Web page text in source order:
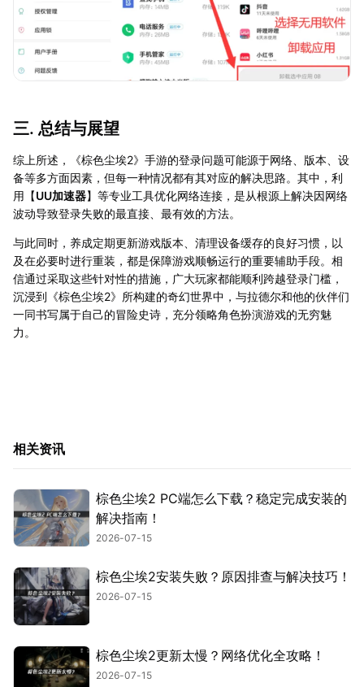
三. 总结与展望
综上所述，《棕色尘埃2》手游的登录问题可能源于网络、版本、设
备等多方面因素，但每一种情况都有其对应的解决思路。其中，利
用【UU加速器】等专业工具优化网络连接，是从根源上解决因网络
波动导致登录失败的最直接、最有效的方法。
与此同时，养成定期更新游戏版本、清理设备缓存的良好习惯，以
及在必要时进行重装，都是保障游戏顺畅运行的重要辅助手段。相
信通过采取这些针对性的措施，广大玩家都能顺利跨越登录门槛，
沉浸到《棕色尘埃2》所构建的奇幻世界中，与拉德尔和他的伙伴们
一同书写属于自己的冒险史诗，充分领略角色扮演游戏的无穷魅
力。
相关资讯
棕色尘埃2 PC端怎么下载？稳定完成安装的
解决指南！
2026-07-15
棕色尘埃2安装失败？原因排查与解决技巧！
2026-07-15
棕色尘埃2更新太慢？网络优化全攻略！
2026-07-15